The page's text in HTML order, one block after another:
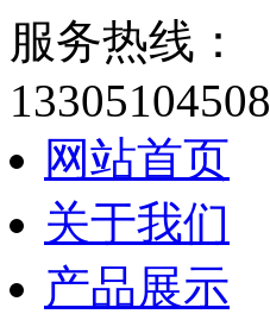
服务热线：
13305104508
网站首页
关于我们
产品展示